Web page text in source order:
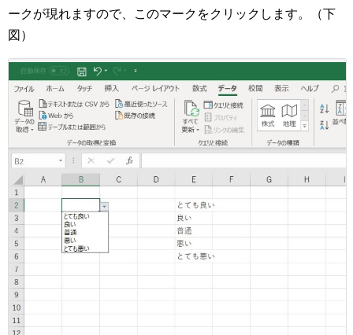
ークが現れますので、このマークをクリックします。（下
図）